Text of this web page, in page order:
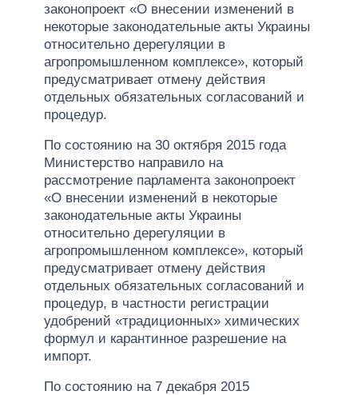
законопроект «О внесении изменений в
некоторые законодательные акты Украины
относительно дерегуляции в
агропромышленном комплексе», который
предусматривает отмену действия
отдельных обязательных согласований и
процедур.
По состоянию на 30 октября 2015 года
Министерство направило на
рассмотрение парламента законопроект
«О внесении изменений в некоторые
законодательные акты Украины
относительно дерегуляции в
агропромышленном комплексе», который
предусматривает отмену действия
отдельных обязательных согласований и
процедур, в частности регистрации
удобрений «традиционных» химических
формул и карантинное разрешение на
импорт.
По состоянию на 7 декабря 2015